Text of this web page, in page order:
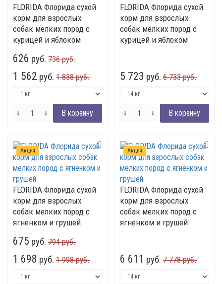
FLORIDA Флорида сухой
корм для взрослых
собак мелких пород с
курицей и яблоком
626 руб. 736 руб.
1 562 руб. 1 838 руб.
FLORIDA Флорида сухой
корм для взрослых
собак мелких пород с
курицей и яблоком
5 723 руб. 6 733 руб.
Акция
FLORIDA Флорида сухой
корм для взрослых
собак мелких пород с
ягненком и грушей
675 руб. 794 руб.
1 698 руб. 1 998 руб.
Акция
FLORIDA Флорида сухой
корм для взрослых
собак мелких пород с
ягненком и грушей
6 611 руб. 7 778 руб.